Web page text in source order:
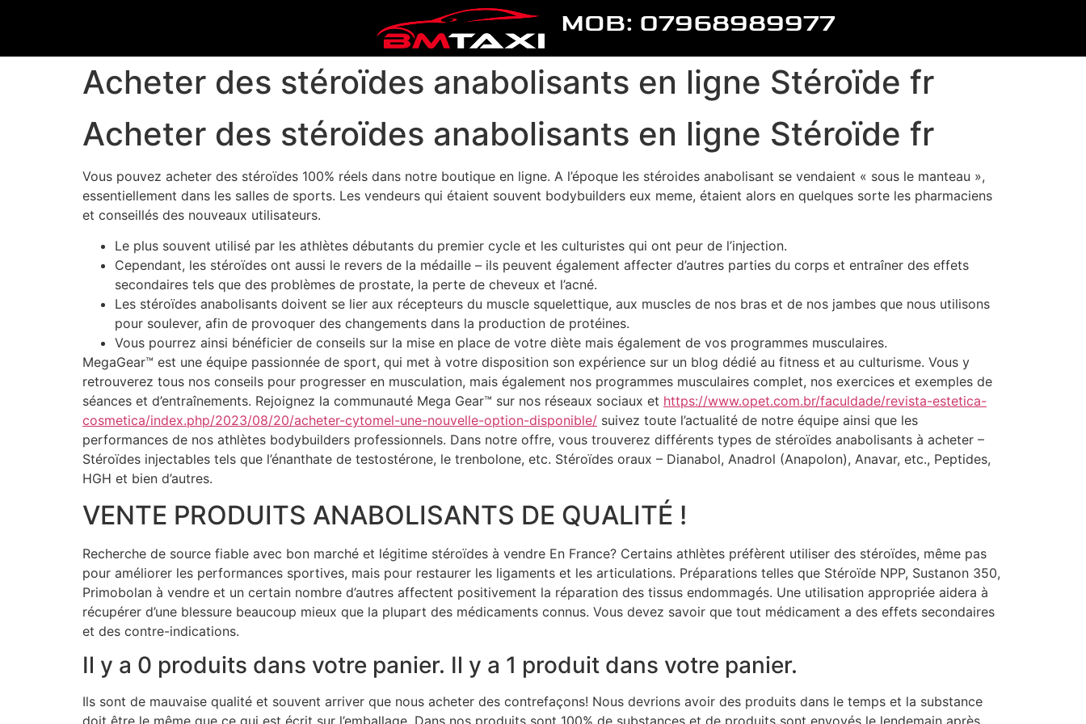
MOB: 07968989977
Acheter des stéroïdes anabolisants en ligne Stéroïde fr
Acheter des stéroïdes anabolisants en ligne Stéroïde fr
Vous pouvez acheter des stéroïdes 100% réels dans notre boutique en ligne. A l’époque les stéroides anabolisant se vendaient « sous le manteau »,
essentiellement dans les salles de sports. Les vendeurs qui étaient souvent bodybuilders eux meme, étaient alors en quelques sorte les pharmaciens
et conseillés des nouveaux utilisateurs.
Le plus souvent utilisé par les athlètes débutants du premier cycle et les culturistes qui ont peur de l’injection.
Cependant, les stéroïdes ont aussi le revers de la médaille – ils peuvent également affecter d’autres parties du corps et entraîner des effets
secondaires tels que des problèmes de prostate, la perte de cheveux et l’acné.
Les stéroïdes anabolisants doivent se lier aux récepteurs du muscle squelettique, aux muscles de nos bras et de nos jambes que nous utilisons
pour soulever, afin de provoquer des changements dans la production de protéines.
Vous pourrez ainsi bénéficier de conseils sur la mise en place de votre diète mais également de vos programmes musculaires.
MegaGear™ est une équipe passionnée de sport, qui met à votre disposition son expérience sur un blog dédié au fitness et au culturisme. Vous y
retrouverez tous nos conseils pour progresser en musculation, mais également nos programmes musculaires complet, nos exercices et exemples de
séances et d’entraînements. Rejoignez la communauté Mega Gear™ sur nos réseaux sociaux et https://www.opet.com.br/faculdade/revista-estetica-
cosmetica/index.php/2023/08/20/acheter-cytomel-une-nouvelle-option-disponible/ suivez toute l’actualité de notre équipe ainsi que les
performances de nos athlètes bodybuilders professionnels. Dans notre offre, vous trouverez différents types de stéroïdes anabolisants à acheter –
Stéroïdes injectables tels que l’énanthate de testostérone, le trenbolone, etc. Stéroïdes oraux – Dianabol, Anadrol (Anapolon), Anavar, etc., Peptides,
HGH et bien d’autres.
VENTE PRODUITS ANABOLISANTS DE QUALITÉ !
Recherche de source fiable avec bon marché et légitime stéroïdes à vendre En France? Certains athlètes préfèrent utiliser des stéroïdes, même pas
pour améliorer les performances sportives, mais pour restaurer les ligaments et les articulations. Préparations telles que Stéroïde NPP, Sustanon 350,
Primobolan à vendre et un certain nombre d’autres affectent positivement la réparation des tissus endommagés. Une utilisation appropriée aidera à
récupérer d’une blessure beaucoup mieux que la plupart des médicaments connus. Vous devez savoir que tout médicament a des effets secondaires
et des contre-indications.
Il y a 0 produits dans votre panier. Il y a 1 produit dans votre panier.
Ils sont de mauvaise qualité et souvent arriver que nous acheter des contrefaçons! Nous devrions avoir des produits dans le temps et la substance